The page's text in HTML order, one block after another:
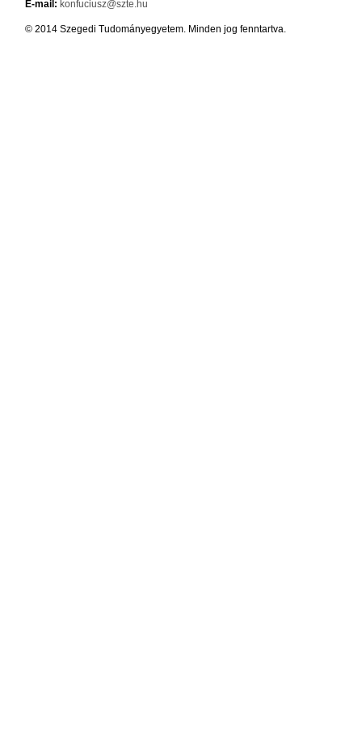
E-mail: konfuciusz@szte.hu
© 2014 Szegedi Tudományegyetem. Minden jog fenntartva.